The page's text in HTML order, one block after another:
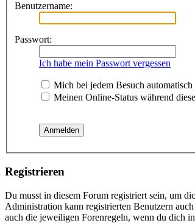
Benutzername:
Passwort:
Ich habe mein Passwort vergessen
Mich bei jedem Besuch automatisch
Meinen Online-Status während
Registrieren
Du musst in diesem Forum registriert sein, um
Administration kann registrierten Benutzern
auch die jeweiligen Forenregeln, wenn du dich